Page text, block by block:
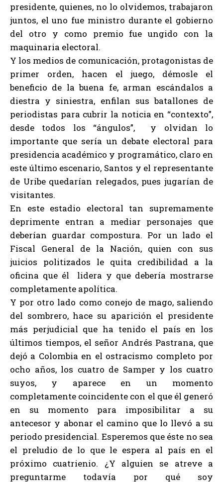
presidente, quienes, no lo olvidemos, trabajaron
juntos, el uno fue ministro durante el gobierno
del otro y como premio fue ungido con la
maquinaria electoral.
Y los medios de comunicación, protagonistas de
primer orden, hacen el juego, démosle el
beneficio de la buena fe, arman escándalos a
diestra y siniestra, enfilan sus batallones de
periodistas para cubrir la noticia en “contexto”,
desde todos los “ángulos”, y olvidan lo
importante que sería un debate electoral para
presidencia académico y programático, claro en
este último escenario, Santos y el representante
de Uribe quedarían relegados, pues jugarían de
visitantes.
En este estadio electoral tan supremamente
deprimente entran a mediar personajes que
deberían guardar compostura. Por un lado el
Fiscal General de la Nación, quien con sus
juicios politizados le quita credibilidad a la
oficina que él lidera y que debería mostrarse
completamente apolítica.
Y por otro lado como conejo de mago, saliendo
del sombrero, hace su aparición el presidente
más perjudicial que ha tenido el país en los
últimos tiempos, el señor Andrés Pastrana, que
dejó a Colombia en el ostracismo completo por
ocho años, los cuatro de Samper y los cuatro
suyos, y aparece en un momento
completamente coincidente con el que él generó
en su momento para imposibilitar a su
antecesor y abonar el camino que lo llevó a su
periodo presidencial. Esperemos que éste no sea
el preludio de lo que le espera al país en el
próximo cuatrienio. ¿Y alguien se atreve a
preguntarme todavía por qué soy